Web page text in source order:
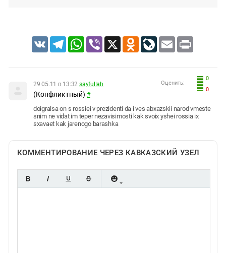
VK TelegramWhatsApp
Viber X Odnoklassniki
LiveJournal
Email Print
0
0
Оценить:
29.05.11 в 13:32 sayfullah
(Конфликтный) #
doigralsa on s rossiei v prezidenti da i ves abxazskii narod vmeste
snim ne vidat im teper nezavisimosti kak svoix yshei rossia ix
sxavaet kak jarenogo barashka
КОММЕНТИРОВАНИЕ ЧЕРЕЗ КАВКАЗСКИЙ УЗЕЛ